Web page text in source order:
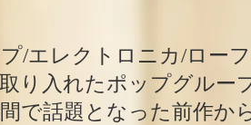
/エレクトロニカ/ロー
り入れたポップグルー
で話題となった前作か